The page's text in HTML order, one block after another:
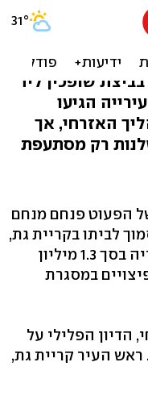
בביוב
שופכין ליד
הגיעו
האזרחי, אך
רק מסתעפת
הפעוט פנחם מנחם
לביתו בקריית גת,
קיבלה משפחתו פיצויים מהעירייה בסך 1.3 מיליון
במסגרת
הדיון הפלילי על
העיר קריית גת,